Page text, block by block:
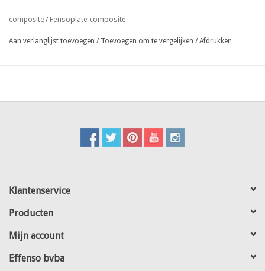
van 123,5 cm / bevestigingsclips
composite / Fensoplate composite
Aan verlanglijst toevoegen / Toevoegen om te vergelijken /Afdrukken
Klantenservice
Producten
Mijn account
Effenso bvba